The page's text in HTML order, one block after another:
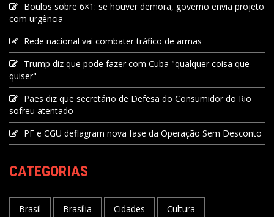
Boulos sobre 6×1: se houver demora, governo envia projeto
com urgência
Rede nacional vai combater tráfico de armas
Trump diz que pode fazer com Cuba "qualquer coisa que
quiser"
Paes diz que secretário de Defesa do Consumidor do Rio
sofreu atentado
PF e CGU deflagram nova fase da Operação Sem Desconto
CATEGORIAS
Brasil Brasília Cidades Cultura